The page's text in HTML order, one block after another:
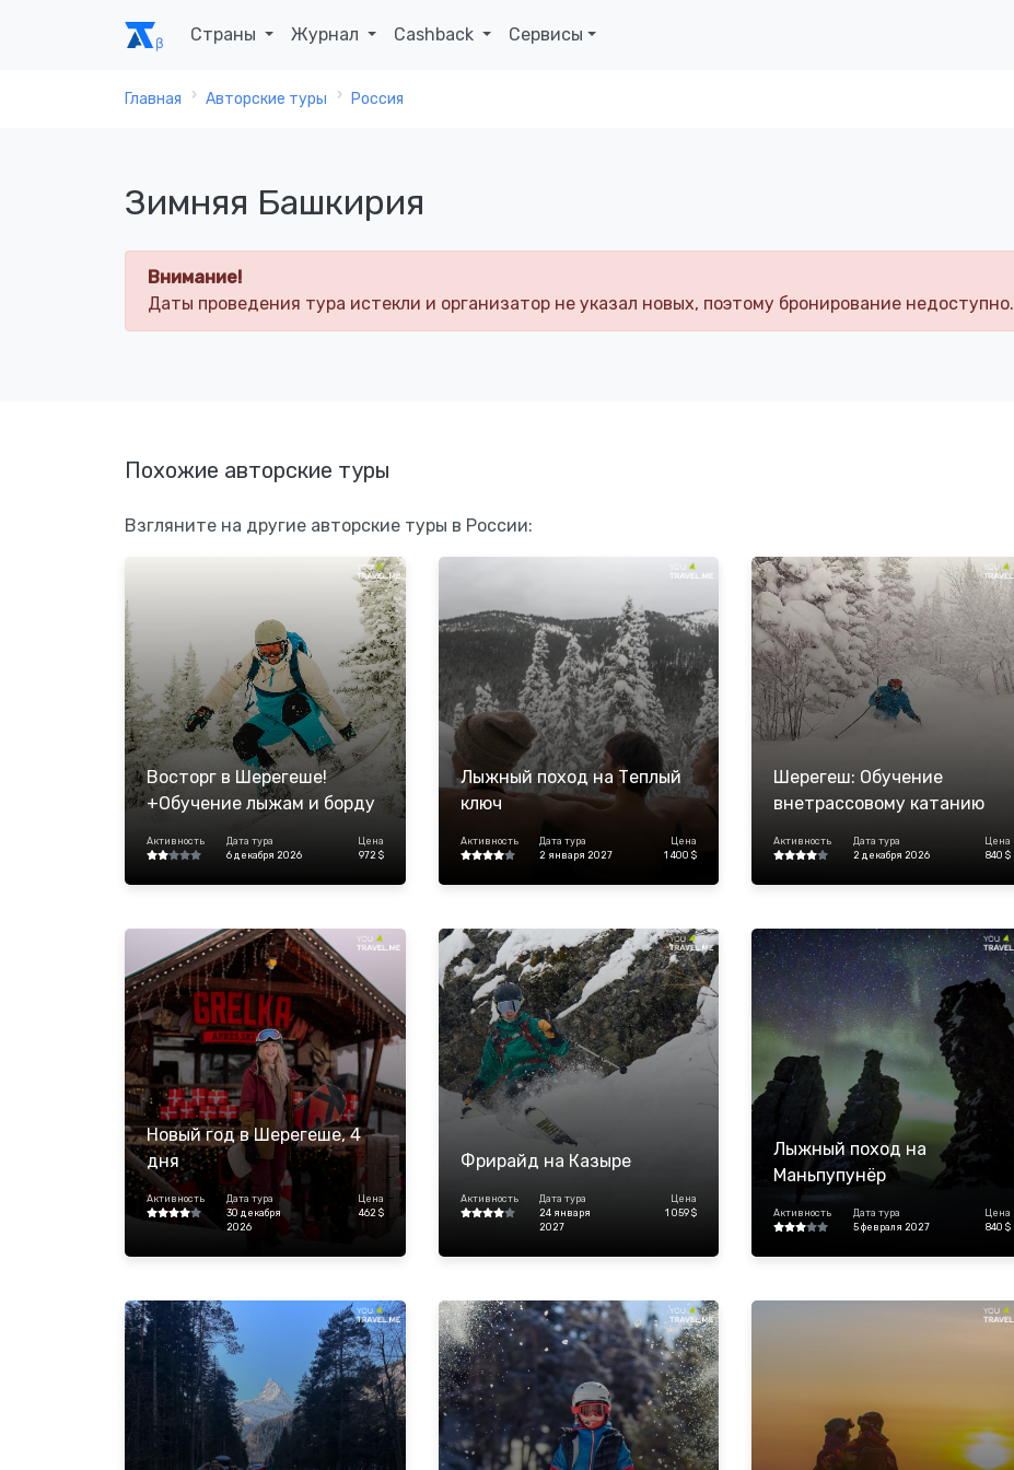
Страны Журнал Cashback Сервисы
Главная Авторские туры Россия
Зимняя Башкирия
Внимание!
Даты проведения тура истекли и организатор не указал новых, поэтому бронирование недоступно.
Похожие авторские туры
Взгляните на другие авторские туры в России:
Восторг в Шерегеше!
+Обучение лыжам и борду
Активность
Дата тура
6 декабря 2026
Цена
972 $
Лыжный поход на Теплый
ключ
Активность
Дата тура
2 января 2027
Цена
1 400 $
Шерегеш: Обучение
внетрассовому катанию
Активность
Дата тура
2 декабря 2026
Цена
840 $
Новый год в Шерегеше, 4
дня
Активность
Дата тура
30 декабря
2026
Цена
462 $
Фрирайд на Казыре
Активность
Дата тура
24 января
2027
Цена
1 059 $
Лыжный поход на
Маньпупунёр
Активность
Дата тура
5 февраля 2027
Цена
840 $